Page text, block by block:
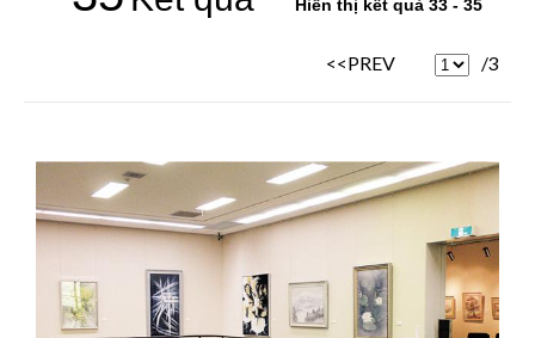
Hiển thị kết quả 33 - 35
<<PREV /3